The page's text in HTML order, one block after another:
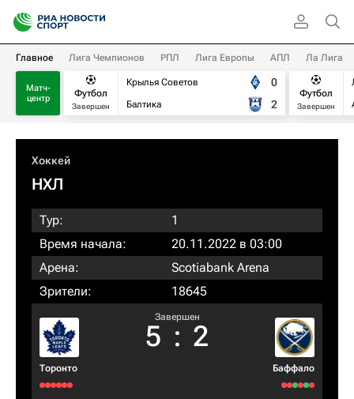
Главное Лига Чемпионов РПЛ Лига Европы АПЛ Ла Лига
Матч-
центр
Футбол
Завершен
Крылья Советов
Балтика
0
2
Футбол
Завершен
Хоккей
НХЛ
Тур:
1
Время начала:
20.11.2022 в 03:00
Арена:
Scotiabank Arena
Зрители:
18645
Торонто
Завершен
5 : 2
Баффало